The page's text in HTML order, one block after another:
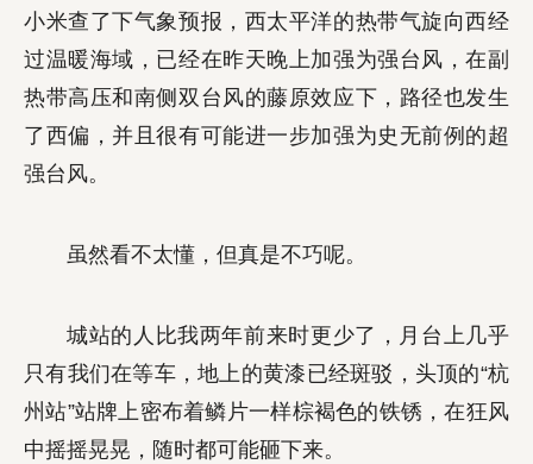
小米查了下气象预报，西太平洋的热带气旋向西经
过温暖海域，已经在昨天晚上加强为强台风，在副
热带高压和南侧双台风的藤原效应下，路径也发生
了西偏，并且很有可能进一步加强为史无前例的超
强台风。
虽然看不太懂，但真是不巧呢。
城站的人比我两年前来时更少了，月台上几乎
只有我们在等车，地上的黄漆已经斑驳，头顶的“杭
州站”站牌上密布着鳞片一样棕褐色的铁锈，在狂风
中摇摇晃晃，随时都可能砸下来。